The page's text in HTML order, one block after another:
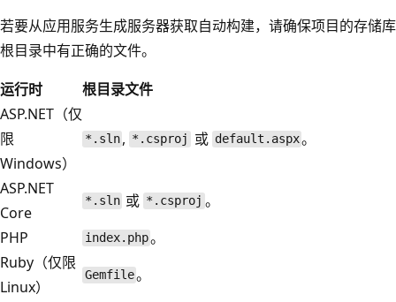
若要从应用服务生成服务器获取自动构建，请确保项目的存储库
根目录中有正确的文件。
运行时
根目录文件
ASP.NET（仅
限
Windows）
*.sln , *.csproj 或 default.aspx。
ASP.NET
Core
*.sln 或 *.csproj 。
PHP
index.php。
Ruby（仅限
Linux）
Gemfile。